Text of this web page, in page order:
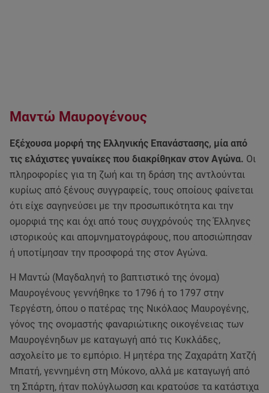
Μαντώ Μαυρογένους
Εξέχουσα μορφή της Ελληνικής Επανάστασης, μία από
τις ελάχιστες γυναίκες που διακρίθηκαν στον Αγώνα. Οι
πληροφορίες για τη ζωή και τη δράση της αντλούνται
κυρίως από ξένους συγγραφείς, τους οποίους φαίνεται
ότι είχε σαγηνεύσει με την προσωπικότητα και την
ομορφιά της και όχι από τους συγχρόνούς της Έλληνες
ιστορικούς και απομνηματογράφους, που αποσιώπησαν
ή υποτίμησαν την προσφορά της στον Αγώνα.
Η Μαντώ (Μαγδαληνή το βαπτιστικό της όνομα)
Μαυρογένους γεννήθηκε το 1796 ή το 1797 στην
Τεργέστη, όπου ο πατέρας της Νικόλαος Μαυρογένης,
γόνος της ονομαστής φαναριώτικης οικογένειας των
Μαυρογένηδων με καταγωγή από τις Κυκλάδες,
ασχολείτο με το εμπόριο. Η μητέρα της Ζαχαράτη Χατζή
Μπατή, γεννημένη στη Μύκονο, αλλά με καταγωγή από
τη Σπάρτη, ήταν πολύγλωσση και κρατούσε τα κατάστιχα